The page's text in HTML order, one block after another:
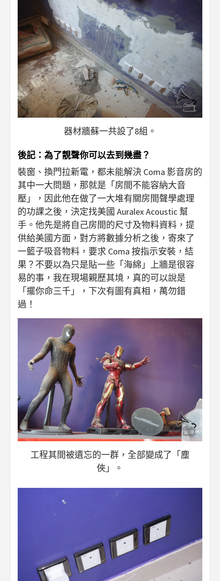
器材牆蘇一共設了8組。
後記：為了靚聲你可以去到幾盡？
裝窗、換門拉新電，都未能解決 Coma 影音房的
其中一大問題，那就是「房間不能容納大音
壓」，因此他在做了一大堆有關房間聲學處理
的功課之後，決定找美國 Auralex Acoustic 幫
手。他先是將自己房間的尺寸及物料資料，提
供給美國方面，對方將數據分析之後，寄來了
一籃子吸音物料，要求 Coma 按指示安裝，結
果？不要以為只是貼一些「海綿」上牆是很容
易的事，我在現場親歷其境，真的可以說是
「擺你命三千」，下次有圖有真相，萬勿錯
過！
工程其間被遺忘的一群，全部變成了「塵
俠」。